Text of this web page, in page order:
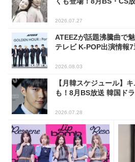
2026.07.27
ATEEZが話題沸騰曲で
テレビ K-POP出演情報7
2026.08.03
【月韓スケジュール】
も！8月BS放送 韓国ド
2026.07.28